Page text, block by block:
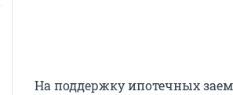
На поддержку ипотечных